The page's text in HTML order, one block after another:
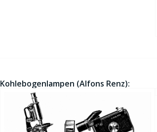
Kohlebogenlampen (Alfons Renz):